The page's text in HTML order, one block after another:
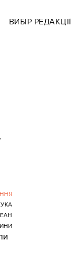
ВИБІР РЕДАКЦІЇ